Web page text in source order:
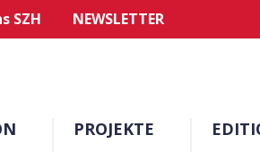
SZH NEWSLETTER
PROJEKTE